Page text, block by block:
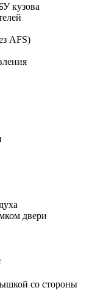
кузова
AFS)
двери
со стороны